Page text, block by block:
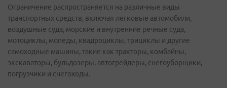
Ограничение распространяется на различные виды
транспортных средств, включая легковые автомобили,
воздушные суда, морские и внутренние речные суда,
мотоциклы, мопеды, квадроциклы, трициклы и другие
самоходные машины, такие как тракторы, комбайны,
экскаваторы, бульдозеры, автогрейдеры, снегоуборщики,
погрузчики и снегоходы.